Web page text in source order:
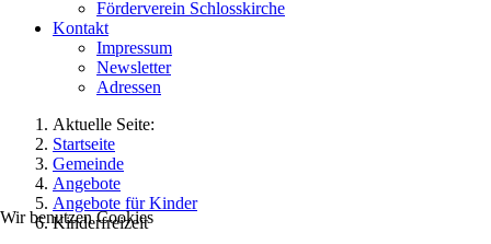
Förderverein Schlosskirche
Kontakt
Impressum
Newsletter
Adressen
Aktuelle Seite:
Startseite
Gemeinde
Angebote
Angebote für Kinder
Kinderfreizeit
Wir benutzen Cookies